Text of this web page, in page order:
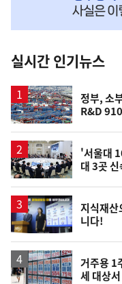
뉴
스
실시간 인기뉴스
정부, 소
R&D
'서울대
대 3곳
지식재산
니다!
거주용 1
세 대상